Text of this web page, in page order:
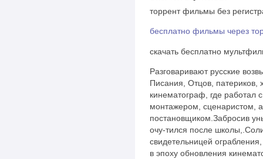
торрент фильмы без
бесплатно фильмы через
скачать бесплатно
Разговаривают русские
Писания, Отцов,
кинематограф, где работал
монтажером, сценаристом,
постановщиком.Забросив
очу-тился после
свидетельницей
в эпоху обновления